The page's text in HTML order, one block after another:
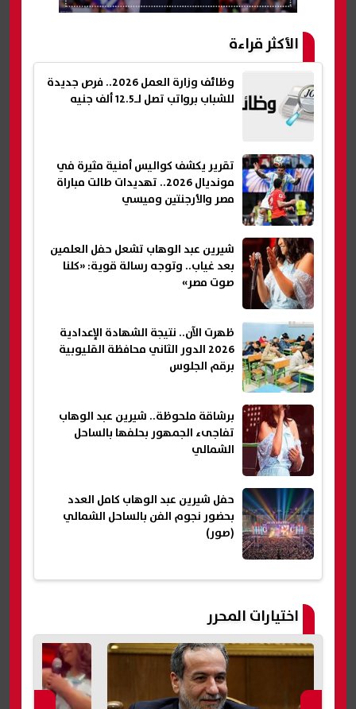
الأكثر قراءة
وظائف وزارة العمل 2026.. فرص جديدة
للشباب برواتب تصل لـ12.5 ألف جنيه
تقرير يكشف كواليس أمنية مثيرة في
مونديال 2026.. تهديدات طالت مباراة
مصر والأرجنتين وميسي
شيرين عبد الوهاب تشعل حفل العلمين
بعد غياب.. وتوجه رسالة قوية: «كلنا
صوت مصر»
ظهرت الآن.. نتيجة الشهادة الإعدادية
2026 الدور الثاني محافظة القليوبية
برقم الجلوس
برشاقة ملحوظة.. شيرين عبد الوهاب
تفاجىء الجمهور بحلفها بالساحل
الشمالي
حفل شيرين عبد الوهاب كامل العدد
بحضور نجوم الفن بالساحل الشمالي
(صور)
اختيارات المحرر